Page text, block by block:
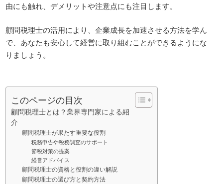
由にも触れ、デメリットや注意点にも注目します。
顧問税理士の活用により、企業成長を加速させる方法を学ん
で、あなたも安心して経営に取り組むことができるようにな
りましょう。
このページの目次
顧問税理士とは？業界専門家による紹
介
顧問税理士が果たす重要な役割
税務申告や税務調査のサポート
節税対策の提案
経営アドバイス
顧問税理士の資格と役割の違い解説
顧問税理士の選び方と契約方法